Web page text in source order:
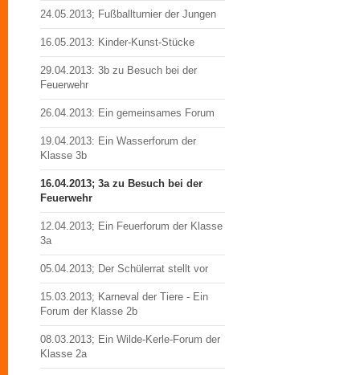
24.05.2013; Fußballturnier der Jungen
16.05.2013: Kinder-Kunst-Stücke
29.04.2013: 3b zu Besuch bei der
Feuerwehr
26.04.2013: Ein gemeinsames Forum
19.04.2013: Ein Wasserforum der
Klasse 3b
16.04.2013; 3a zu Besuch bei der
Feuerwehr
12.04.2013; Ein Feuerforum der Klasse
3a
05.04.2013; Der Schülerrat stellt vor
15.03.2013; Karneval der Tiere - Ein
Forum der Klasse 2b
08.03.2013; Ein Wilde-Kerle-Forum der
Klasse 2a